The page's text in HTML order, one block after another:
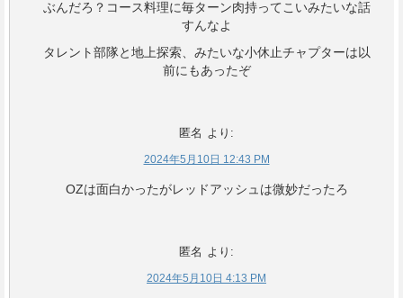
ぶんだろ？コース料理に毎ターン肉持ってこいみたいな話
すんなよ
タレント部隊と地上探索、みたいな小休止チャプターは以
前にもあったぞ
匿名 より:
2024年5月10日 12:43 PM
OZは面白かったがレッドアッシュは微妙だったろ
匿名 より:
2024年5月10日 4:13 PM